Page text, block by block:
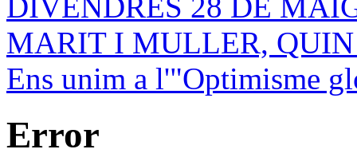
MARIT I MULLER,
Ens unim a l'"Optimisme
Error